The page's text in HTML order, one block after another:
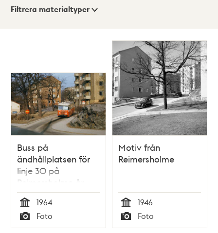
Visningsläge
Filtrera materialtyper
Buss på
ändhållplatsen för
linje 30 på
Reimersholme år
1964
Tid
1964
Typ
Foto
Motiv från
Reimersholme
Tid
1946
Typ
Foto